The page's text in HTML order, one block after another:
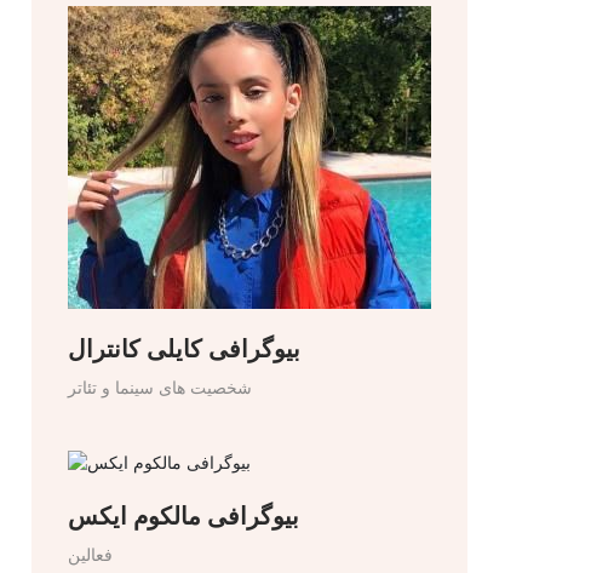
بیوگرافی کایلی کانترال
شخصیت های سینما و تئاتر
بیوگرافی مالکوم ایکس
فعالین